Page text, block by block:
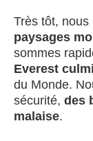
Très tôt,
paysages
sommes
Everest
du Monde.
sécurité, des
malaise.